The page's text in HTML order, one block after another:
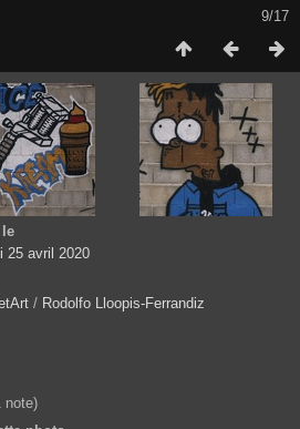
9/17
25 avril 2020
/ Rodolfo Lloopis-Ferrandiz
note)